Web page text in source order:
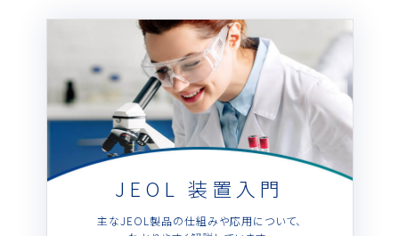
JEOL 装置入門
主なJEOL製品の仕組みや応用について、